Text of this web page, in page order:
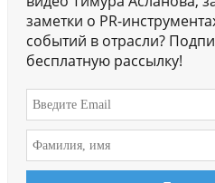
заметки о PR-
событий в отрасли?
бесплатную рассылку!